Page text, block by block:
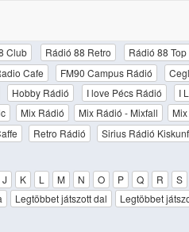
Club Rádió 88 Retro Rádió 88 Top
Cafe FM90 Campus Rádió
Hobby Rádió I love Pécs Rádió I
Mix Rádió Mix Rádió - Mixfall
Retro Rádió Sirius Rádió
J K L M N O P Q R S
Legtöbbet játszott dal Legtöbbet